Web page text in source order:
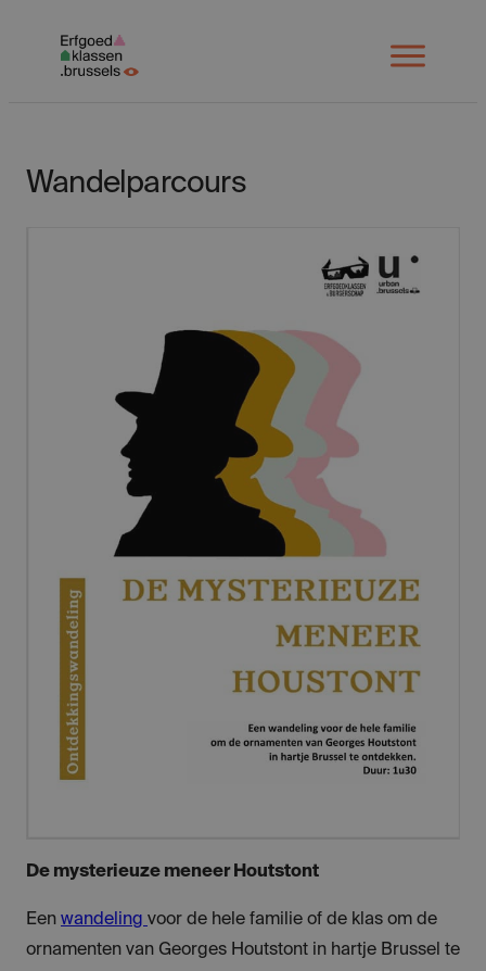
Open
menu
Wandelparcours
De mysterieuze meneer Houtstont
Een wandeling voor de hele familie of de klas om de
ornamenten van Georges Houtstont in hartje Brussel te